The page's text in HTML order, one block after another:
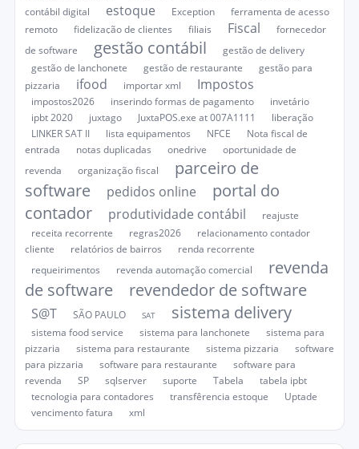
contábil digital
estoque Exception
ferramenta de acesso
remoto
fidelização de clientes filiais Fiscal
fornecedor
de software
gestão contábil
gestão de delivery
gestão de lanchonete
gestão de restaurante
gestão para
pizzaria
ifood importar xml Impostos
impostos2026 inserindo formas de pagamento
invetário
ipbt 2020
juxtago JuxtaPOS.exe at 007A1111
liberação
LINKER SAT II
lista equipamentos NFCE
Nota fiscal de
entrada
notas duplicadas onedrive
oportunidade de
revenda
organização fiscal
parceiro de
software
pedidos online
portal do
contador
produtividade contábil
reajuste
receita recorrente
regras2026
relacionamento contador
cliente
relatórios de bairros
renda recorrente
requeirimentos
revenda automação comercial
revenda
de software
revendedor de software
S@T SÃO PAULO SAT sistema delivery
sistema food service sistema para lanchonete
sistema para
pizzaria
sistema para restaurante sistema pizzaria
software
para pizzaria
software para restaurante
software para
revenda
SP sqlserver suporte Tabela
tabela ipbt
tecnologia para contadores
transfêrencia estoque
Uptade
vencimento fatura
xml